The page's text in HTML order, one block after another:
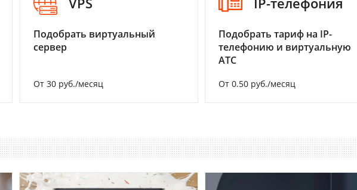
Подобрать виртуальный
сервер
От 30 руб./месяц
Подобрать тариф на IP-
телефонию и виртуальную
АТС
От 0.50 руб./месяц